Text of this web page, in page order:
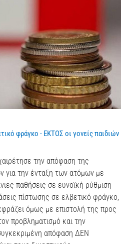
φράγκο - ΕΚΤΟΣ οι γονείς παιδιών
την απόφαση της
για την ένταξη των ατόμων με
παθήσεις σε ευνοϊκή ρύθμιση
πίστωσης σε ελβετικό φράγκο,
όμως με επιστολή της προς
προβληματισμό και την
απόφαση ΔΕΝ